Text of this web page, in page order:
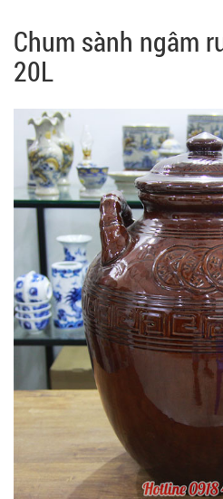
Chum sành ngâm
20L